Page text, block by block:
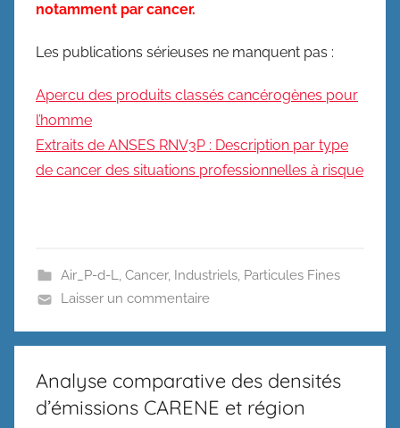
notamment par cancer.
Les publications sérieuses ne manquent pas :
Apercu des produits classés cancérogènes pour
l’homme
Extraits de ANSES RNV3P : Description par type
de cancer des situations professionnelles à risque
Air_P-d-L, Cancer, Industriels, Particules Fines
Laisser un commentaire
Analyse comparative des densités
d’émissions CARENE et région